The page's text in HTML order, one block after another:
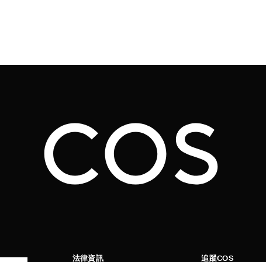
法律資訊 追蹤COS